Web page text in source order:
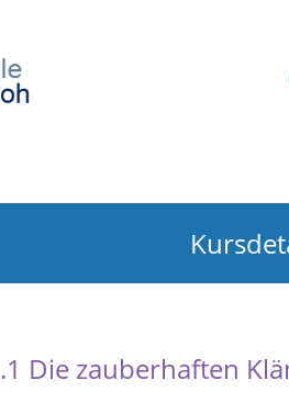
Die zauberhaften